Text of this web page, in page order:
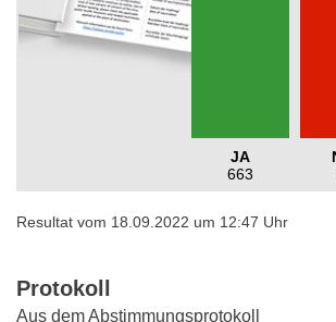
JA
663
Resultat vom 18.09.2022 um 12:47 Uhr
Protokoll
Aus dem Abstimmungsprotokoll